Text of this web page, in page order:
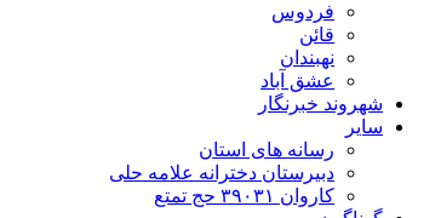
فردوس
قائن
نهبندان
عشق آباد
شهروند خبرنگار
سایر
رسانه های استان
دبیرستان دخترانه علامه حلی
کاروان ۳۹۰۳۱ حج تمتع